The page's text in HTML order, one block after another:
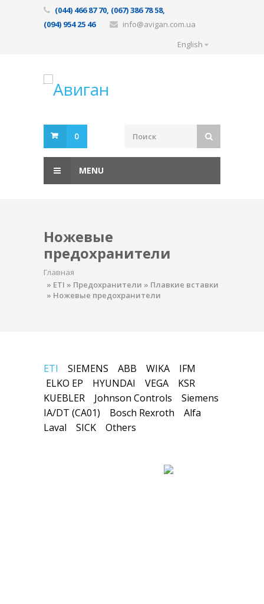
(044) 466 87 70, (067) 386 78 58,
(094) 954 25 46
info@avigan.com.ua
English
0
MENU
Ножевые
предохранители
Главная
» ETI » Предохранители » Плавкие вставки
» Ножевые предохранители
ETI SIEMENS ABB WIKA
IFM
ELKO EP
HYUNDAI VEGA
KSR
KUEBLER
Johnson Controls
Siemens
IA/DT (CA01)
Bosch Rexroth
Alfa
Laval
SICK Others